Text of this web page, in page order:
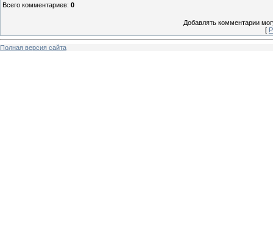
Всего комментариев: 0
Добавлять комментарии
[
Полная версия сайта